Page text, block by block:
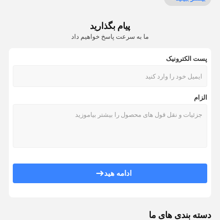
فیلم مهر و موم ورق آلومینیومپیام بگذارید
ما به سرعت پاسخ خواهیم داد
پست الکترونیک
الزام
ادامه هید
دسته بندی های ما